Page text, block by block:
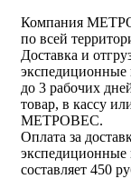
Компания
по всей
Доставка и
экспедиционные
до 3 рабочих
товар, в кассу
МЕТРОВЕС.
Оплата за
составляет 450